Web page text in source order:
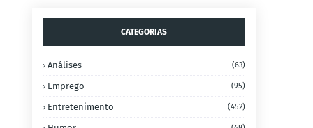
CATEGORIAS
Análises (63)
Emprego (95)
Entretenimento (452)